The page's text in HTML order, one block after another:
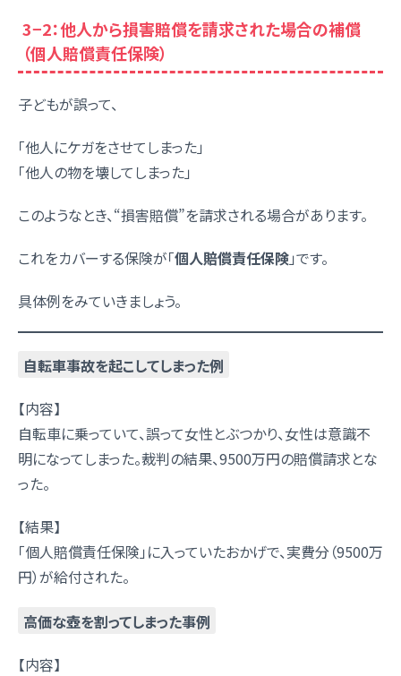
3−2：他人から損害賠償を請求された場合の補償
（個人賠償責任保険）
子どもが誤って、
「他人にケガをさせてしまった」
「他人の物を壊してしまった」
このようなとき、“損害賠償”を請求される場合があります。
これをカバーする保険が「個人賠償責任保険」です。
具体例をみていきましょう。
自転車事故を起こしてしまった例
【内容】
自転車に乗っていて、誤って女性とぶつかり、女性は意識不
明になってしまった。裁判の結果、9500万円の賠償請求とな
った。
【結果】
「個人賠償責任保険」に入っていたおかげで、実費分（9500万
円）が給付された。
高価な壺を割ってしまった事例
【内容】